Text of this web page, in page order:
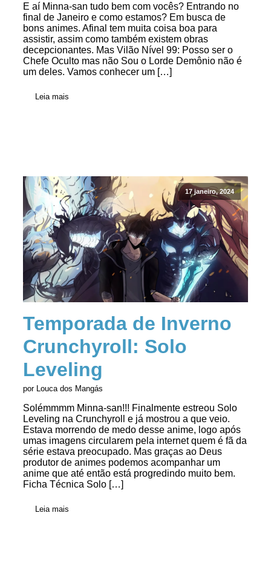
E aí Minna-san tudo bem com vocês? Entrando no
final de Janeiro e como estamos? Em busca de
bons animes. Afinal tem muita coisa boa para
assistir, assim como também existem obras
decepcionantes. Mas Vilão Nível 99: Posso ser o
Chefe Oculto mas não Sou o Lorde Demônio não é
um deles. Vamos conhecer um […]
Leia mais
17 janeiro, 2024
Temporada de Inverno
Crunchyroll: Solo
Leveling
por Louca dos Mangás
Solémmmm Minna-san!!! Finalmente estreou Solo
Leveling na Crunchyroll e já mostrou a que veio.
Estava morrendo de medo desse anime, logo após
umas imagens circularem pela internet quem é fã da
série estava preocupado. Mas graças ao Deus
produtor de animes podemos acompanhar um
anime que até então está progredindo muito bem.
Ficha Técnica Solo […]
Leia mais